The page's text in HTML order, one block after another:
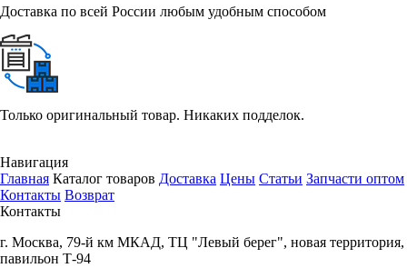
Доставка по всей России любым удобным способом
Только оригинальный товар. Никаких подделок.
Навигация
Главная Каталог товаров Доставка Цены Статьи Запчасти оптом
Контакты Возврат
Контакты
г. Москва, 79-й км МКАД, ТЦ "Левый берег", новая территория,
павильон Т-94